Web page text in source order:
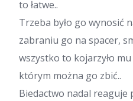
to łatwe..
Trzeba było go wynosić
zabraniu go na spacer,
wszystko to kojarzyło
którym można go zbić..
Biedactwo nadal reaguje